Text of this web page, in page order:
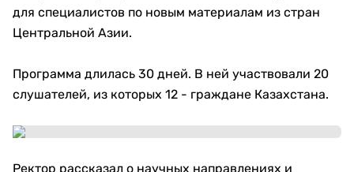
для специалистов по новым материалам из стран
Центральной Азии.
Программа длилась 30 дней. В ней участвовали 20
слушателей, из которых 12 - граждане Казахстана.
Ректор рассказал о научных направлениях и